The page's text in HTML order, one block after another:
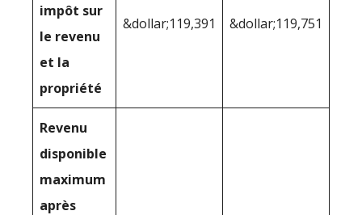
impôt sur
le revenu
et la
propriété
&dollar;119,391 &dollar;119,751
Revenu
disponible
maximum
après